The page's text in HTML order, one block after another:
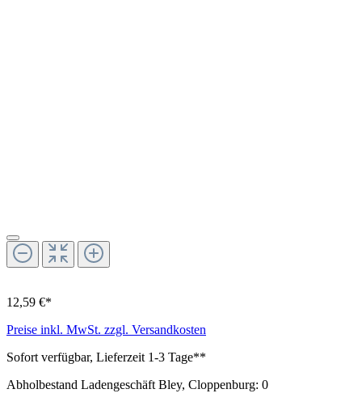
12,59 €*
Preise inkl. MwSt. zzgl. Versandkosten
Sofort verfügbar, Lieferzeit 1-3 Tage**
Abholbestand Ladengeschäft Bley, Cloppenburg: 0